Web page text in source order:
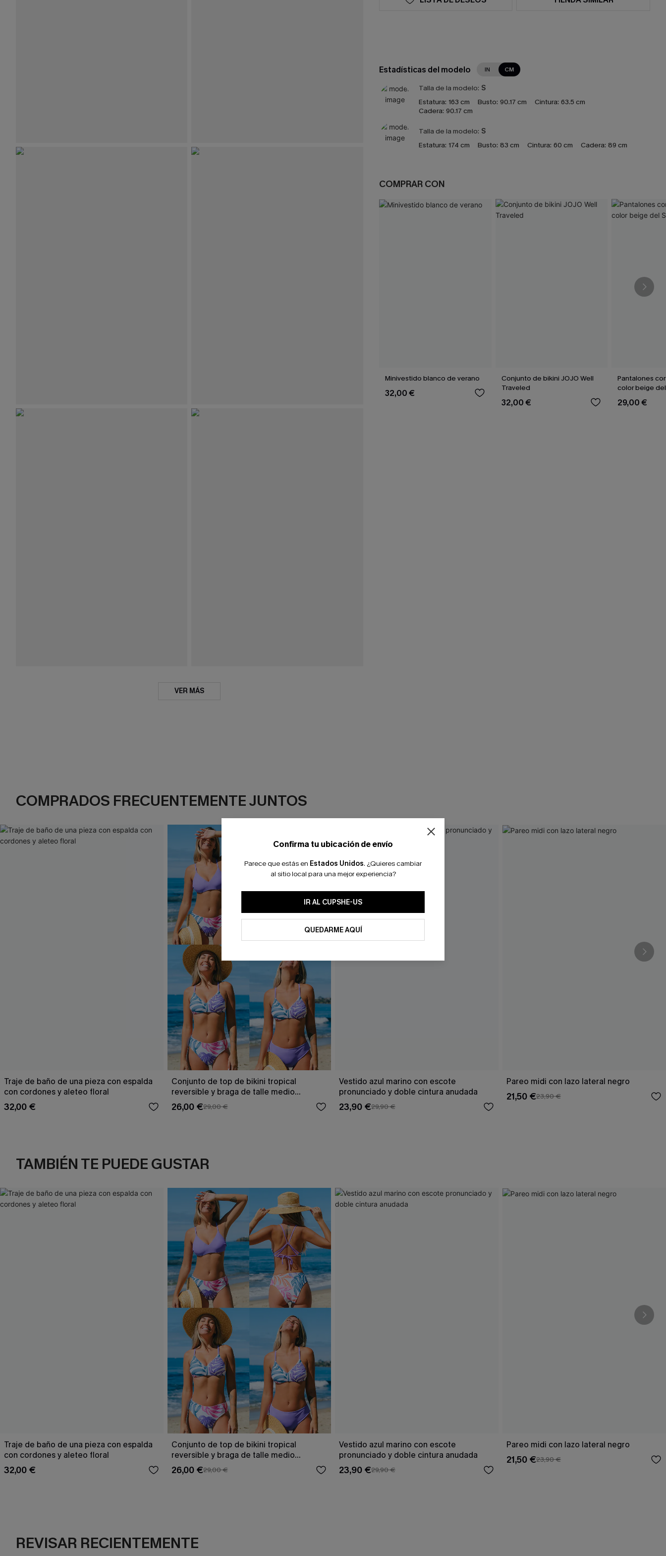
VER MÁS
Estadísticas del modelo IN CM
Talla de la modelo: S
Estatura: 163 cm Busto: 90.17 cm Cintura: 63.5 cm
Cadera: 90.17 cm
Talla de la modelo: S
Estatura: 174 cm Busto: 83 cm Cintura: 60 cm Cadera: 89 cm
COMPRAR CON
Minivestido blanco de verano
32,00 €
Conjunto de bikini JOJO Well
Traveled
32,00 €
Pantalones
color beige
29,00 €
COMPRADOS FRECUENTEMENTE JUNTOS
Traje de baño de una pieza con espalda
con cordones y aleteo floral
32,00 €
Conjunto de top de bikini tropical
reversible y braga de talle medio
Escaping
26,00 €29,00 €
Vestido azul marino con escote
pronunciado y doble cintura anudada
23,90 €29,90 €
Pareo midi con lazo lateral negro
21,50 €23,90 €
TAMBIÉN TE PUEDE GUSTAR
Traje de baño de una pieza con espalda
con cordones y aleteo floral
32,00 €
Conjunto de top de bikini tropical
reversible y braga de talle medio
Escaping
26,00 €29,00 €
Vestido azul marino con escote
pronunciado y doble cintura anudada
23,90 €29,90 €
Pareo midi con lazo lateral negro
21,50 €23,90 €
REVISAR RECIENTEMENTE
Confirma tu ubicación de envío
Parece que estás en Estados Unidos. ¿Quieres cambiar
al sitio local para una mejor experiencia?
IR AL CUPSHE-US
QUEDARME AQUÍ